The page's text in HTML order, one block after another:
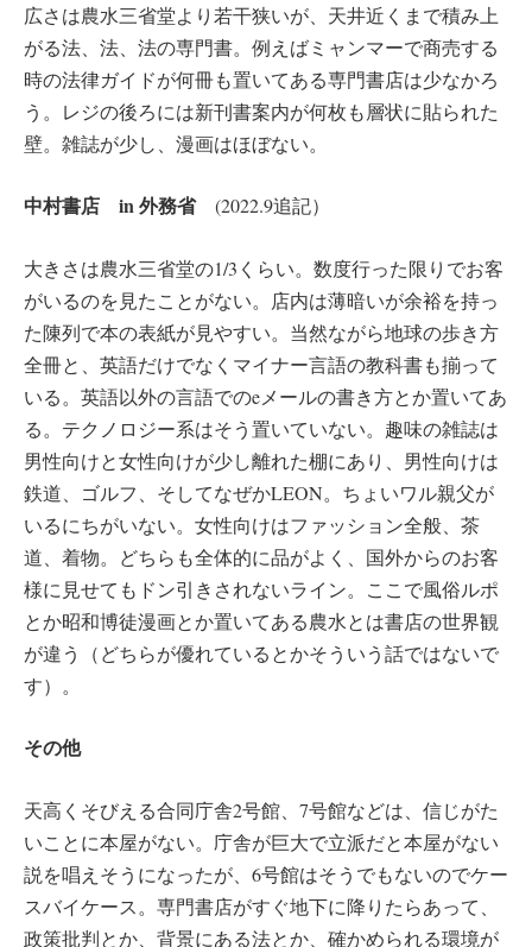
広さは農水三省堂より若干狭いが、天井近くまで積み上
がる法、法、法の専門書。例えばミャンマーで商売する
時の法律ガイドが何冊も置いてある専門書店は少なかろ
う。レジの後ろには新刊書案内が何枚も層状に貼られた
壁。雑誌が少し、漫画はほぼない。
中村書店 in 外務省(2022.9追記）
大きさは農水三省堂の1/3くらい。数度行った限りでお客
がいるのを見たことがない。店内は薄暗いが余裕を持っ
た陳列で本の表紙が見やすい。当然ながら地球の歩き方
全冊と、英語だけでなくマイナー言語の教科書も揃って
いる。英語以外の言語でのeメールの書き方とか置いてあ
る。テクノロジー系はそう置いていない。趣味の雑誌は
男性向けと女性向けが少し離れた棚にあり、男性向けは
鉄道、ゴルフ、そしてなぜかLEON。ちょいワル親父が
いるにちがいない。女性向けはファッション全般、茶
道、着物。どちらも全体的に品がよく、国外からのお客
様に見せてもドン引きされないライン。ここで風俗ルポ
とか昭和博徒漫画とか置いてある農水とは書店の世界観
が違う（どちらが優れているとかそういう話ではないで
す）。
その他
天高くそびえる合同庁舎2号館、7号館などは、信じがた
いことに本屋がない。庁舎が巨大で立派だと本屋がない
説を唱えそうになったが、6号館はそうでもないのでケー
スバイケース。専門書店がすぐ地下に降りたらあって、
政策批判とか、背景にある法とか、確かめられる環境が